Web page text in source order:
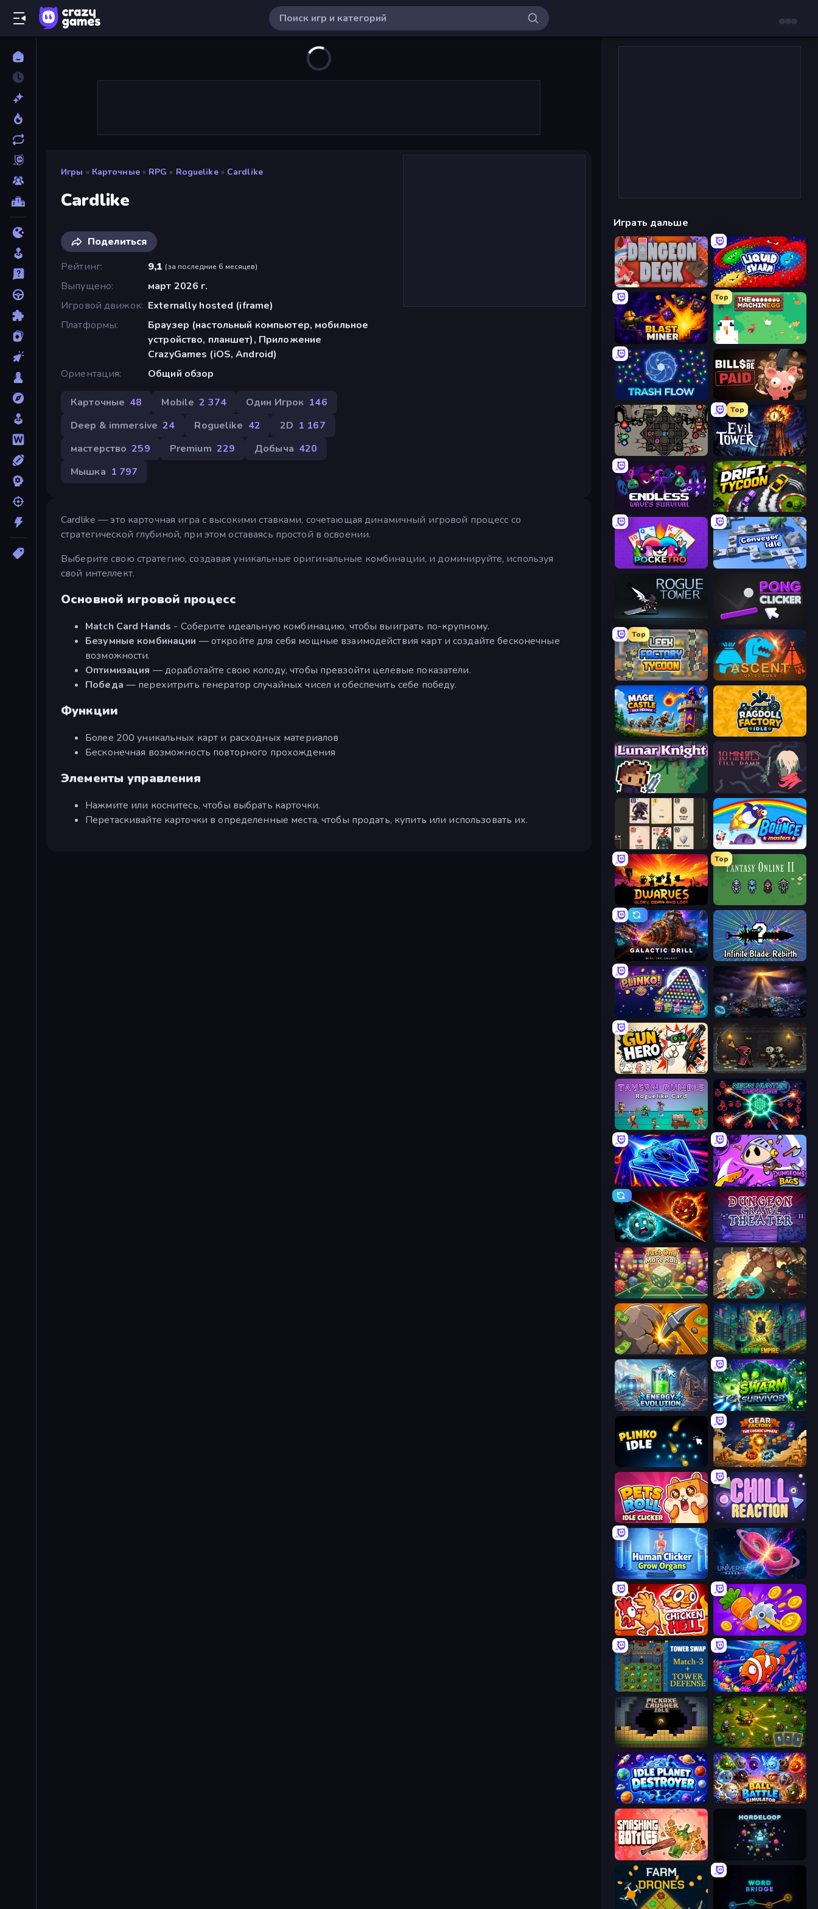
Игры » Карточные » RPG » Roguelike » Cardlike
Cardlike
Поделиться
Рейтинг
9,1 (за последние 6 месяцев)
Выпущено
март 2026 г.
Игровой движок Externally hosted (iframe)
Платформы
Браузер (настольный компьютер, мобильное
устройство, планшет), Приложение
CrazyGames (iOS, Android)
Ориентация
Общий обзор
Карточные 48 Mobile 2 374 Один Игрок 146
Deep & immersive 24 Roguelike 42 2D 1 167
мастерство 259 Premium 229 Добыча 420
Мышка 1 797
Cardlike — это карточная игра с высокими ставками, сочетающая динамичный игровой процесс со
стратегической глубиной, при этом оставаясь простой в освоении.
Выберите свою стратегию, создавая уникальные оригинальные комбинации, и доминируйте, используя
свой интеллект.
Основной игровой процесс
Match Card Hands - Соберите идеальную комбинацию, чтобы выиграть по-крупному.
Безумные комбинации — откройте для себя мощные взаимодействия карт и создайте бесконечные
возможности.
Оптимизация — доработайте свою колоду, чтобы превзойти целевые показатели.
Победа — перехитрить генератор случайных чисел и обеспечить себе победу.
Функции
Более 200 уникальных карт и расходных материалов
Бесконечная возможность повторного прохождения
Элементы управления
Нажмите или коснитесь, чтобы выбрать карточки.
Перетаскивайте карточки в определенные места, чтобы продать, купить или использовать их.
Играть дальше
Dungeon Deck Liquid Swarm
Blast Miner
Top
The MachinEGG
Trash Flow Bills Must Be Paid
Die in the Dungeon
Top
Evil Tower
Endless Waves Survival Drift Tycoon
Pocketro Conveyor Idle
Rogue Tower Pong Clicker
Top
Leek Factory Tycoon Ascent of Echoes
Mage Castle Idle Defense Ragdoll Factory Idle
Lunar Knight 10 Minutes Till Dawn
Forward Bouncemasters
Top
Galactic Drill Infinite Blade: Rebirth
PLINKO! The Last Lighthouse
Gun Hero: Cat Survival Lost Dungeon
Tavern Rumble: Roguelike Card Neon Hunter Defense
Stellar Swarm Dungeons and Bags
PlanetCrush 2 Dungeon Crawl Theater
Just One More Roll Dungeon of Terror
Mine Clicker Laptop Empire
Energy Evolution Swarm Survivor
Plinko Idle Gear Factory
Pets Roll: Idle Clicker Chill Reaction
Human Clicker: Grow Organs Universe Maker
Chicken Hell Farm Ring Idle
Tower Swap Fish Catch Idle
Pickaxe Crusher Idle Tiny Ranger
Idle Planet Destroyer Ball Battle Simulator
Smashing Bottles HordeLoop